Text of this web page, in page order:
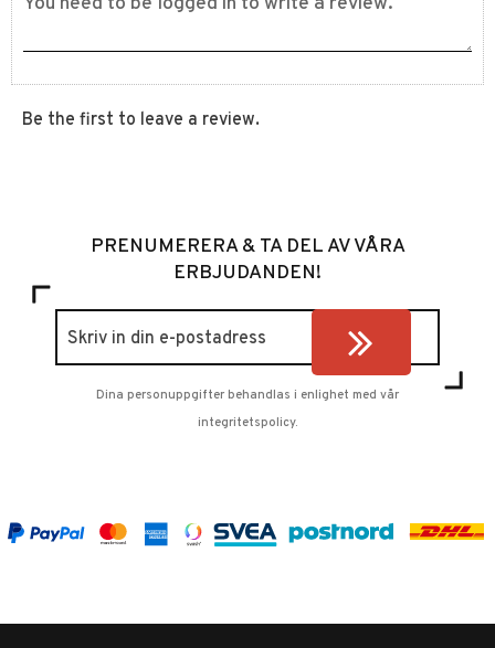
Be the first to leave a review.
PRENUMERERA & TA DEL AV VÅRA
ERBJUDANDEN!
Dina personuppgifter behandlas i enlighet med vår
integritetspolicy.